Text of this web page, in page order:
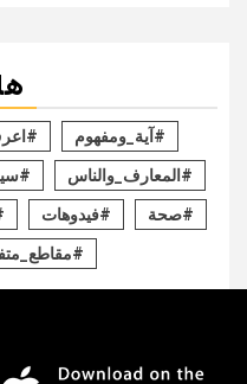
#آية_ومفهوم
#المعارف_والناس
#صحة #فيدوهات